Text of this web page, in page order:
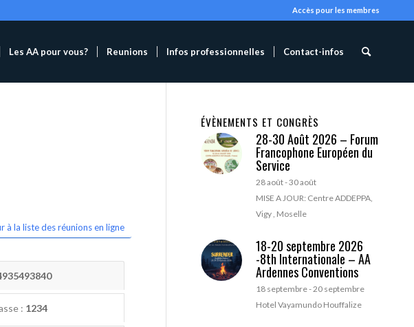
Accès pour les membres
Les AA pour vous? Reunions Infos professionnelles Contact-infos
à la liste des réunions en ligne
: 1234
ÉVÈNEMENTS ET CONGRÈS
28-30 Août 2026 – Forum
Francophone Européen du
Service
28 août-30 août
MISE A JOUR: Centre ADDEPPA,
Vigy , Moselle
18-20 septembre 2026
-8th Internationale – AA
Ardennes Conventions
18 septembre-20 septembre
Hotel Vayamundo Houffalize